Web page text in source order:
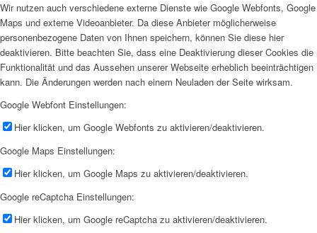
Wir nutzen auch verschiedene externe Dienste wie Google Webfonts, Google
Maps und externe Videoanbieter. Da diese Anbieter möglicherweise
personenbezogene Daten von Ihnen speichern, können Sie diese hier
deaktivieren. Bitte beachten Sie, dass eine Deaktivierung dieser Cookies die
Funktionalität und das Aussehen unserer Webseite erheblich beeinträchtigen
kann. Die Änderungen werden nach einem Neuladen der Seite wirksam.
Google Webfont Einstellungen:
Hier klicken, um Google Webfonts zu aktivieren/deaktivieren.
Google Maps Einstellungen:
Hier klicken, um Google Maps zu aktivieren/deaktivieren.
Google reCaptcha Einstellungen:
Hier klicken, um Google reCaptcha zu aktivieren/deaktivieren.